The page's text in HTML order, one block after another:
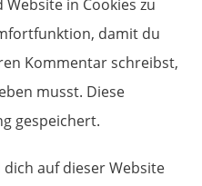
Website in Cookies zu
damit du
Kommentar schreibst,
musst. Diese
gespeichert.
auf dieser Website